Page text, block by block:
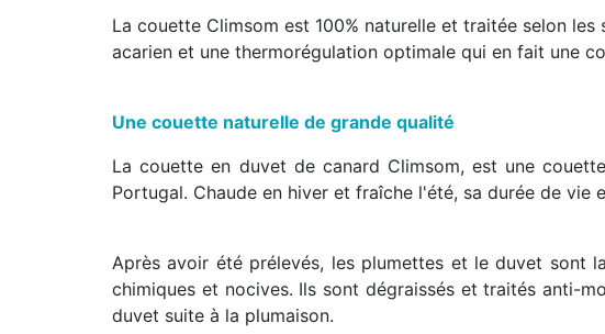
La couette Climsom est 100% naturelle et traitée selon
acarien et une thermorégulation optimale qui en fait une
Une couette naturelle de grande qualité
La couette en duvet de canard Climsom, est une
Portugal. Chaude en hiver et fraîche l'été, sa durée de vie
Après avoir été prélevés, les plumettes et le duvet sont
chimiques et nocives. Ils sont dégraissés et traités anti-
duvet suite à la plumaison.